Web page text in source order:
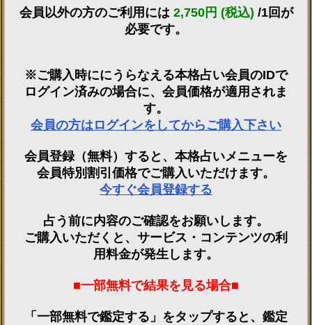
会員以外の方のご利用には2,750円 (税込) /1回が
必要です。
※ご購入時ににうらなえる本格占い会員のIDで
ログイン済みの場合に、会員価格が適用されま
す。
会員の方はログインをしてからご購入下さい
会員登録（無料）すると、本格占いメニューを
会員特別割引価格でご購入いただけます。
今すぐ会員登録する
占う前に内容のご確認をお願いします。
ご購入いただくと、サービス・コンテンツの利
用料金が発生します。
■一部無料で結果を見る場合■
「一部無料で鑑定する」をタップすると、鑑定